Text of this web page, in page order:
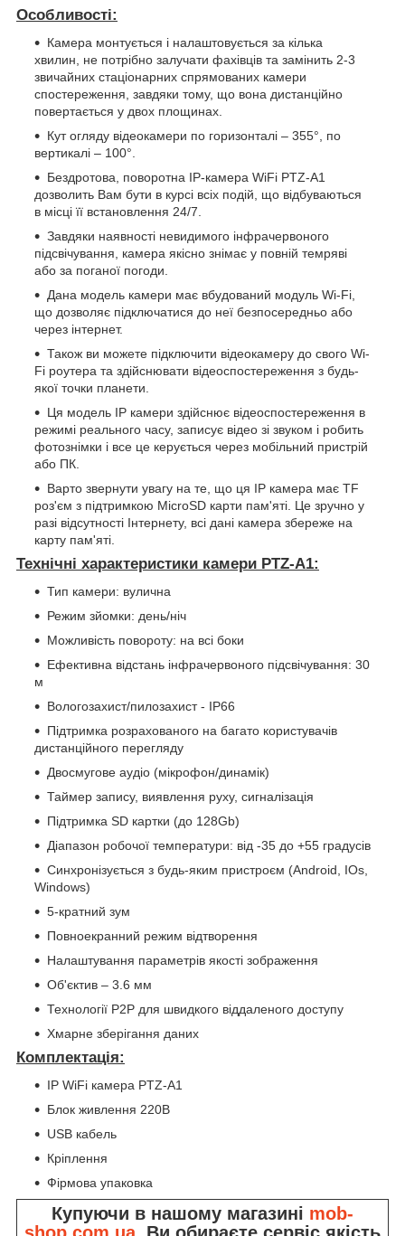
Особливості:
Камера монтується і налаштовується за кілька
хвилин, не потрібно залучати фахівців та замінить 2-3
звичайних стаціонарних спрямованих камери
спостереження, завдяки тому, що вона дистанційно
повертається у двох площинах.
Кут огляду відеокамери по горизонталі – 355°, по
вертикалі – 100°.
Бездротова, поворотна IP-камера WiFi PTZ-A1
дозволить Вам бути в курсі всіх подій, що відбуваються
в місці її встановлення 24/7.
Завдяки наявності невидимого інфрачервоного
підсвічування, камера якісно знімає у повній темряві
або за поганої погоди.
Дана модель камери має вбудований модуль Wi-Fi,
що дозволяє підключатися до неї безпосередньо або
через інтернет.
Також ви можете підключити відеокамеру до свого Wi-
Fi роутера та здійснювати відеоспостереження з будь-
якої точки планети.
Ця модель IP камери здійснює відеоспостереження в
режимі реального часу, записує відео зі звуком і робить
фотознімки і все це керується через мобільний пристрій
або ПК.
Варто звернути увагу на те, що ця IP камера має TF
роз'єм з підтримкою MicroSD карти пам'яті. Це зручно у
разі відсутності Інтернету, всі дані камера збереже на
карту пам'яті.
Технічні характеристики камери PTZ-A1:
Тип камери: вулична
Режим зйомки: день/ніч
Можливість повороту: на всі боки
Ефективна відстань інфрачервоного підсвічування: 30
м
Вологозахист/пилозахист - IP66
Підтримка розрахованого на багато користувачів
дистанційного перегляду
Двосмугове аудіо (мікрофон/динамік)
Таймер запису, виявлення руху, сигналізація
Підтримка SD картки (до 128Gb)
Діапазон робочої температури: від -35 до +55 градусів
Синхронізується з будь-яким пристроєм (Android, IOs,
Windows)
5-кратний зум
Повноекранний режим відтворення
Налаштування параметрів якості зображення
Об'єктив – 3.6 мм
Технології P2P для швидкого віддаленого доступу
Хмарне зберігання даних
Комплектація:
IP WiFi камера PTZ-A1
Блок живлення 220В
USB кабель
Кріплення
Фірмова упаковка
Купуючи в нашому магазині mob-